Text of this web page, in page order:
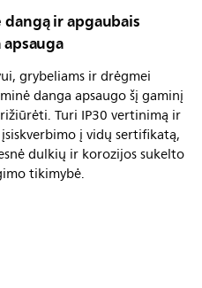
ir apgaubais
grybeliams ir drėgmei
danga apsaugo šį gaminį
Turi IP30 vertinimą ir
į vidų sertifikatą,
dulkių ir korozijos sukelto
tikimybė.